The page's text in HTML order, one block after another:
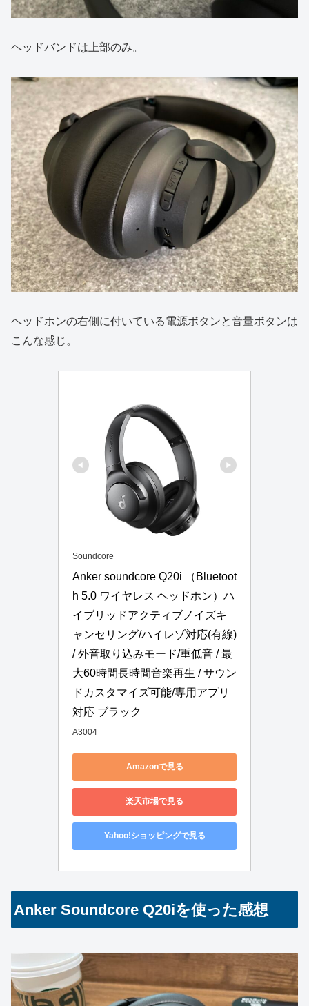
ヘッドバンドは上部のみ。
ヘッドホンの右側に付いている電源ボタンと音量ボタンは
こんな感じ。
Soundcore
Anker soundcore Q20i （Bluetoot
h 5.0 ワイヤレス ヘッドホン）ハ
イブリッドアクティブノイズキ
ャンセリング/ハイレゾ対応(有線)
/ 外音取り込みモード/重低音 / 最
大60時間長時間音楽再生 / サウン
ドカスタマイズ可能/専用アプリ
対応 ブラック
A3004
Amazonで見る
楽天市場で見る
Yahoo!ショッピングで見る
Anker Soundcore Q20iを使った感想